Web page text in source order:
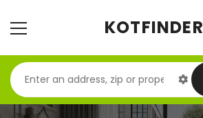
KOTFINDER